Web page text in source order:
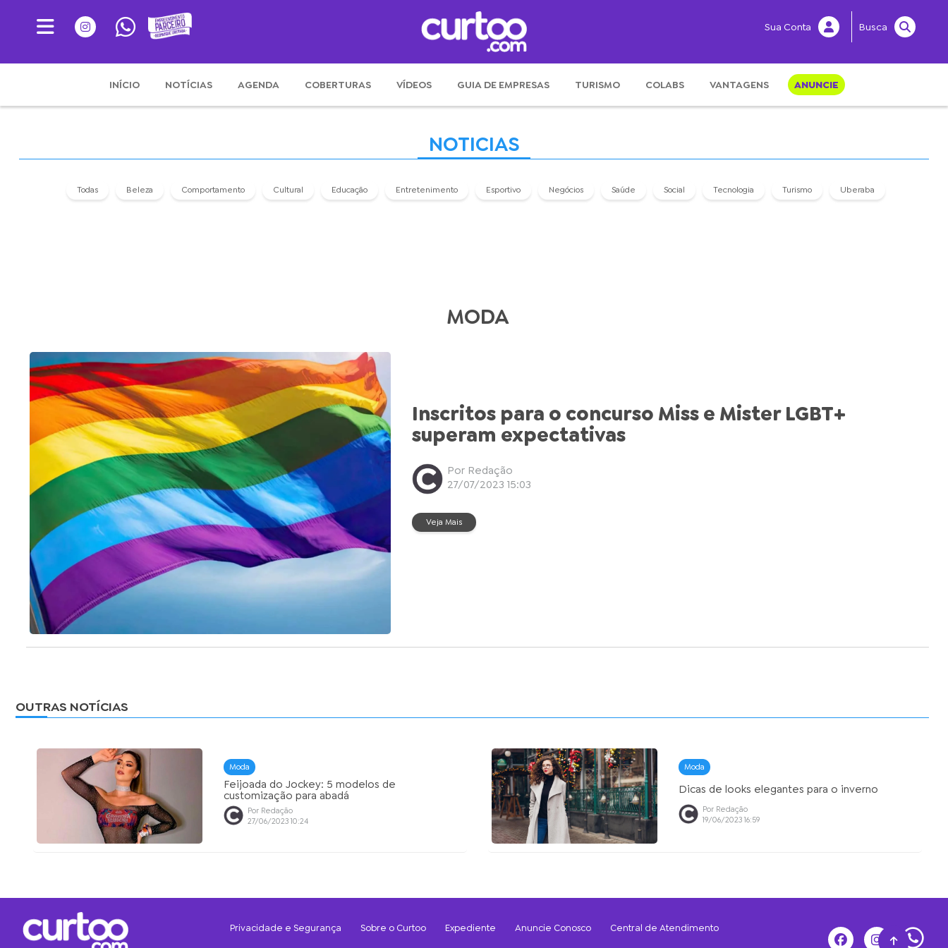
Busca
Sua Conta
INÍCIO NOTÍCIAS AGENDA COBERTURAS VÍDEOS GUIA DE EMPRESAS TURISMO COLABS VANTAGENS ANUNCIE
NOTICIAS
Todas Beleza Comportamento Cultural Educação Entretenimento Esportivo Negócios Saúde Social Tecnologia Turismo Uberaba
MODA
Inscritos para o concurso Miss e Mister LGBT+
superam expectativas
Por Redação
27/07/2023 15:03
Veja Mais
OUTRAS NOTÍCIAS
Moda
Feijoada do Jockey: 5 modelos de
customização para abadá
Por Redação
27/06/2023 10:24
Moda
Dicas de looks elegantes para o inverno
Por Redação
19/06/2023 16:59
Privacidade e Segurança Sobre o Curtoo Expediente Anuncie Conosco Central de Atendimento
FacebookInstagram